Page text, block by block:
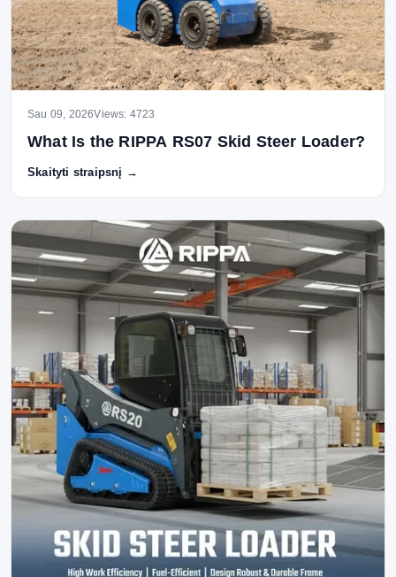
Sau 09, 2026Views: 4723
What Is the RIPPA RS07 Skid Steer Loader?
Skaityti straipsnį →